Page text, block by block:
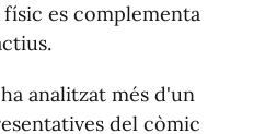
es complementa
analitzat més d'un
del còmic